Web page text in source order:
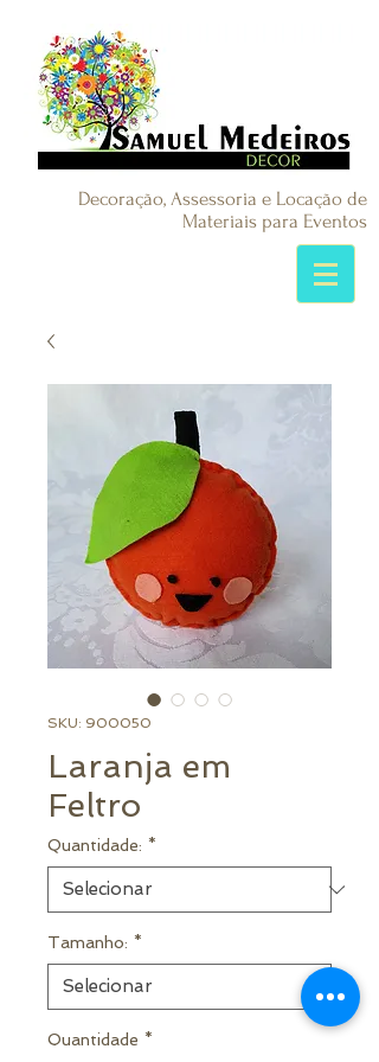
Decoração, Assessoria e Locação de
Materiais para Eventos
SKU: 900050
Laranja em
Feltro
Quantidade: *
Tamanho: *
Quantidade *